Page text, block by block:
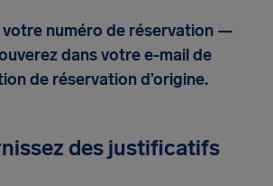
votre numéro de réservation —
dans votre e-mail de
de réservation d’origine.
des justificatifs